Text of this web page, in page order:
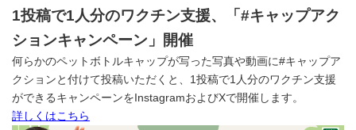
1投稿で1人分のワクチン支援、「#キャップアク
ションキャンペーン」開催
何らかのペットボトルキャップが写った写真や動画に#キャップア
クションと付けて投稿いただくと、1投稿で1人分のワクチン支援
ができるキャンペーンをInstagramおよびXで開催します。
詳しくはこちら